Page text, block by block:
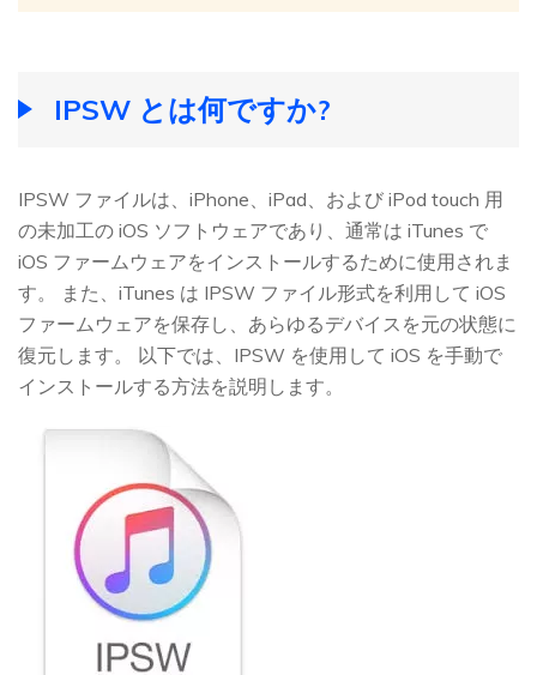
IPSW とは何ですか?
IPSW ファイルは、iPhone、iPad、および iPod touch 用
の未加工の iOS ソフトウェアであり、通常は iTunes で
iOS ファームウェアをインストールするために使用されま
す。 また、iTunes は IPSW ファイル形式を利用して iOS
ファームウェアを保存し、あらゆるデバイスを元の状態に
復元します。 以下では、IPSW を使用して iOS を手動で
インストールする方法を説明します。